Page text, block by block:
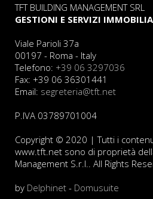
TFT BUILDING MANAGEMENT SRL
GESTIONI E SERVIZI
Viale Parioli 37a
00197 - Roma - Italy
Telefono: +39 06 3297036
Fax: +39 06 36301441
Email: segreteria@tft.net
P.IVA 03789701004
Copyright © 2020 | Tutti i
www.tft.net sono di proprietà
Management S.r.l.. All Rights
by Delphinet - Domusuite